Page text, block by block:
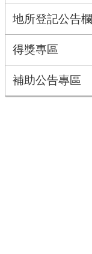
地所登記公告欄
得獎專區
補助公告專區